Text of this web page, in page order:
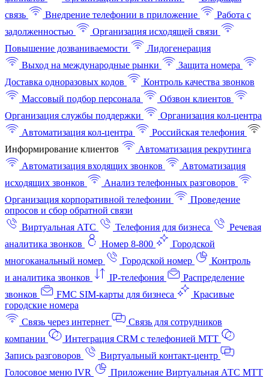
связь
Внедрение телефонии в приложение
Работа с
задолженностью
Организация исходящей связи
Повышение дозваниваемости
Лидогенерация
Выход на международные рынки
Защита номера
Доставка одноразовых кодов
Контроль качества звонков
Массовый подбор персонала
Обзвон клиентов
Организация службы поддержки
Организация кол-центра
Автоматизация кол-центра
Российская телефония
Информирование клиентов
Автоматизация рекрутинга
Автоматизация входящих звонков
Автоматизация
исходящих звонков
Анализ телефонных разговоров
Организация корпоративной телефонии
Проведение
опросов и сбор обратной связи
Виртуальная АТС
Телефония для бизнеса
Речевая
аналитика звонков
Номер 8-800
Городской
многоканальный номер
Городской номер
Контроль
и аналитика звонков
IP-телефония
Распределение
звонков
FMC SIM-карты для бизнеса
Красивые
городские номера
Связь через интернет
Связь для сотрудников
компании
Интеграция CRM с телефонией МТТ
Запись разговоров
Виртуальный контакт‑центр
Голосовое меню IVR
Приложение Виртуальная АТС МТТ